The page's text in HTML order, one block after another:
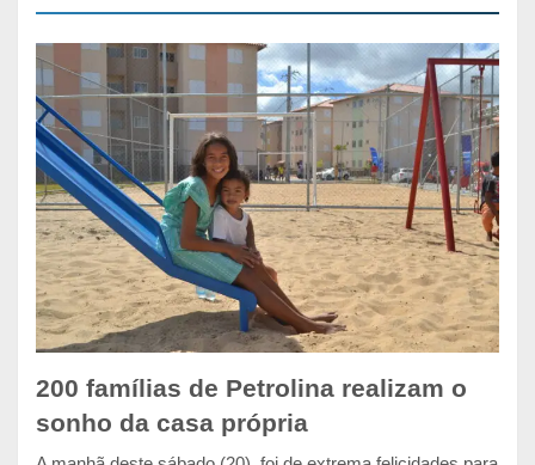
200 famílias de Petrolina realizam o
sonho da casa própria